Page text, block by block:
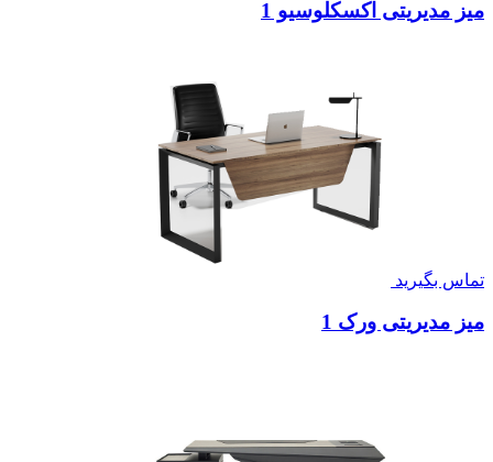
میز مدیریتی اکسکلوسیو 1
تماس بگیرید
میز مدیریتی ورک 1